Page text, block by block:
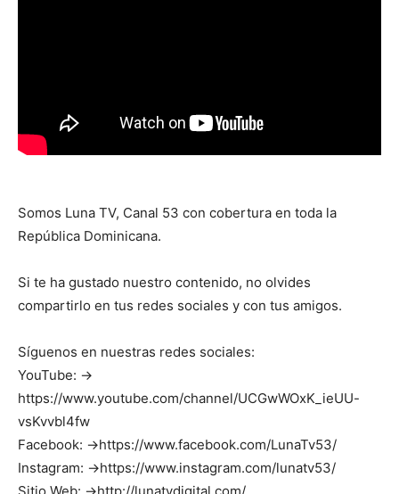
Somos Luna TV, Canal 53 con cobertura en toda la
República Dominicana.
Si te ha gustado nuestro contenido, no olvides
compartirlo en tus redes sociales y con tus amigos.
Síguenos en nuestras redes sociales:
YouTube: →
https://www.youtube.com/channel/UCGwWOxK_ieUU-
vsKvvbl4fw
Facebook: →https://www.facebook.com/LunaTv53/
Instagram: →https://www.instagram.com/lunatv53/